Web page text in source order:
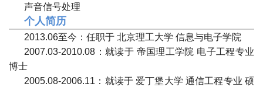
声音信号处理
个人简历
2013.06至今：任职于 北京理工大学 信息与电子学院
2007.03-2010.08 ：就读于 帝国理工学院 电子工程专业
博士
2005.08-2006.11 ：就读于 爱丁堡大学 通信工程专业 硕